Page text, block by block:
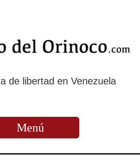
de libertad en Venezuela
Menú